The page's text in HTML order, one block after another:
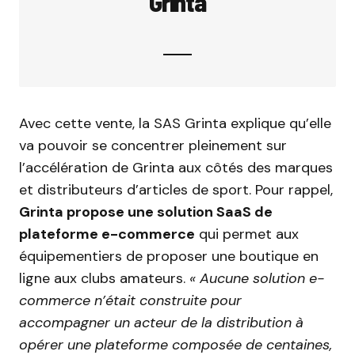
Avec cette vente, la SAS Grinta explique qu’elle
va pouvoir se concentrer pleinement sur
l’accélération de Grinta aux côtés des marques
et distributeurs d’articles de sport. Pour rappel,
Grinta propose une solution SaaS de
plateforme e-commerce qui permet aux
équipementiers de proposer une boutique en
ligne aux clubs amateurs. « Aucune solution e-
commerce n’était construite pour
accompagner un acteur de la distribution à
opérer une plateforme composée de centaines,